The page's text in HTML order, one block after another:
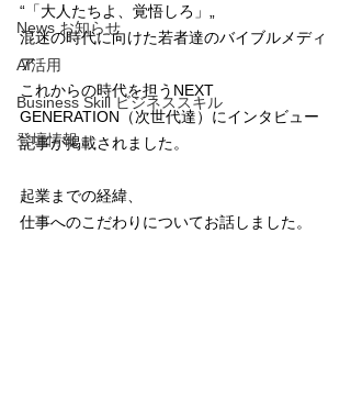
News お知らせ
AI活用
Business Skill ビジネススキル
登壇情報
“「大人たちよ、覚悟しろ」„
混迷の時代に向けた若者達のバイブルメディ
ア
これからの時代を担うNEXT
GENERATION（次世代達）にインタビュー
記事が掲載されました。
起業までの経緯、
仕事へのこだわりについてお話しました。